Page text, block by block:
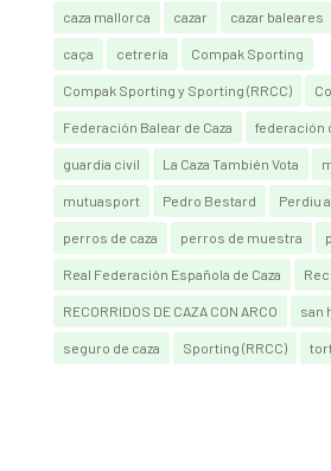
caza mallorca cazar cazar baleares
caça cetrería Compak Sporting
Compak Sporting y Sporting (RRCC)
Federación Balear de Caza federación
guardia civil La Caza También Vota
mutuasport Pedro Bestard Perdiu
perros de caza perros de muestra
Real Federación Española de Caza
RECORRIDOS DE CAZA CON ARCO san
seguro de caza Sporting (RRCC)